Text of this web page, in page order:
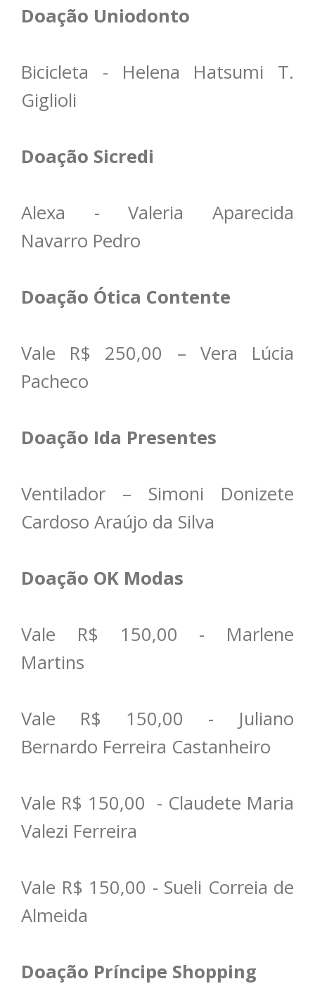
Doação Uniodonto
Bicicleta - Helena Hatsumi T.
Giglioli
Doação Sicredi
Alexa - Valeria Aparecida
Navarro Pedro
Doação Ótica Contente
Vale R$ 250,00 – Vera Lúcia
Pacheco
Doação Ida Presentes
Ventilador – Simoni Donizete
Cardoso Araújo da Silva
Doação OK Modas
Vale R$ 150,00 - Marlene
Martins
Vale R$ 150,00 - Juliano
Bernardo Ferreira Castanheiro
Vale R$ 150,00 - Claudete Maria
Valezi Ferreira
Vale R$ 150,00 - Sueli Correia de
Almeida
Doação Príncipe Shopping